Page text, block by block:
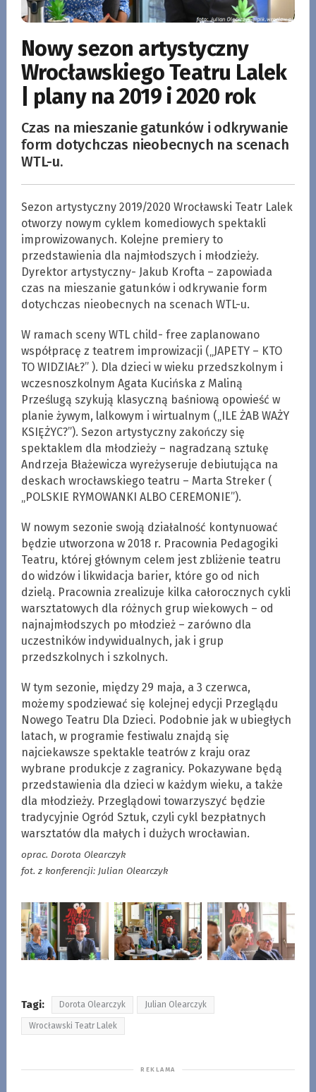
Nowy sezon artystyczny
Wrocławskiego Teatru Lalek
| plany na 2019 i 2020 rok
Czas na mieszanie gatunków i odkrywanie
form dotychczas nieobecnych na scenach
WTL-u.
Sezon artystyczny 2019/2020 Wrocławski Teatr Lalek
otworzy nowym cyklem komediowych spektakli
improwizowanych. Kolejne premiery to
przedstawienia dla najmłodszych i młodzieży.
Dyrektor artystyczny- Jakub Krofta – zapowiada
czas na mieszanie gatunków i odkrywanie form
dotychczas nieobecnych na scenach WTL-u.
W ramach sceny WTL child- free zaplanowano
współpracę z teatrem improwizacji („JAPETY – KTO
TO WIDZIAŁ?” ). Dla dzieci w wieku przedszkolnym i
wczesnoszkolnym Agata Kucińska z Maliną
Prześlugą szykują klasyczną baśniową opowieść w
planie żywym, lalkowym i wirtualnym („ILE ŻAB WAŻY
KSIĘŻYC?”). Sezon artystyczny zakończy się
spektaklem dla młodzieży – nagradzaną sztukę
Andrzeja Błażewicza wyreżyseruje debiutująca na
deskach wrocławskiego teatru – Marta Streker (
„POLSKIE RYMOWANKI ALBO CEREMONIE”).
W nowym sezonie swoją działalność kontynuować
będzie utworzona w 2018 r. Pracownia Pedagogiki
Teatru, której głównym celem jest zbliżenie teatru
do widzów i likwidacja barier, które go od nich
dzielą. Pracownia zrealizuje kilka całorocznych cykli
warsztatowych dla różnych grup wiekowych – od
najnajmłodszych po młodzież – zarówno dla
uczestników indywidualnych, jak i grup
przedszkolnych i szkolnych.
W tym sezonie, między 29 maja, a 3 czerwca,
możemy spodziewać się kolejnej edycji Przeglądu
Nowego Teatru Dla Dzieci. Podobnie jak w ubiegłych
latach, w programie festiwalu znajdą się
najciekawsze spektakle teatrów z kraju oraz
wybrane produkcje z zagranicy. Pokazywane będą
przedstawienia dla dzieci w każdym wieku, a także
dla młodzieży. Przeglądowi towarzyszyć będzie
tradycyjnie Ogród Sztuk, czyli cykl bezpłatnych
warsztatów dla małych i dużych wrocławian.
oprac. Dorota Olearczyk
fot. z konferencji: Julian Olearczyk
Tagi: Dorota Olearczyk Julian Olearczyk
Wrocławski Teatr Lalek